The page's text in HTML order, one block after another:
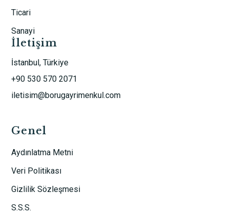
Ticari
Sanayi
İletişim
İstanbul, Türkiye
+90 530 570 2071
iletisim@borugayrimenkul.com
Genel
Aydınlatma Metni
Veri Politikası
Gizlilik Sözleşmesi
S.S.S.